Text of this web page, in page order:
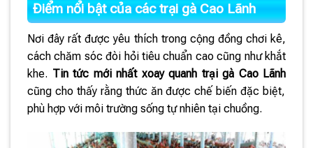
Điểm nổi bật của các trại gà Cao Lãnh
Nơi đây rất được yêu thích trong cộng đồng chơi kê,
cách chăm sóc đòi hỏi tiêu chuẩn cao cũng như khắt
khe. Tin tức mới nhất xoay quanh trại gà Cao Lãnh
cũng cho thấy rằng thức ăn được chế biến đặc biệt,
phù hợp với môi trường sống tự nhiên tại chuồng.